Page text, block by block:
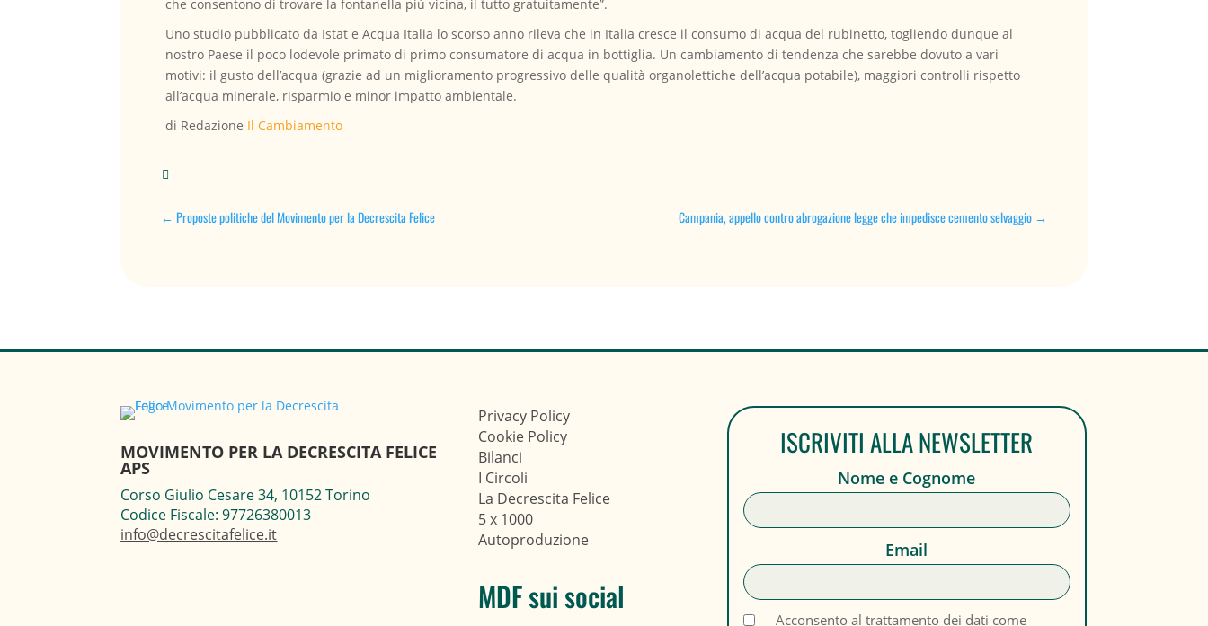
che consentono di trovare la fontanella più vicina, il tutto gratuitamente”.
Uno studio pubblicato da Istat e Acqua Italia lo scorso anno rileva che in Italia cresce il consumo di acqua del rubinetto, togliendo dunque al
nostro Paese il poco lodevole primato di primo consumatore di acqua in bottiglia. Un cambiamento di tendenza che sarebbe dovuto a vari
motivi: il gusto dell’acqua (grazie ad un miglioramento progressivo delle qualità organolettiche dell’acqua potabile), maggiori controlli rispetto
all’acqua minerale, risparmio e minor impatto ambientale.
di Redazione Il Cambiamento

←Proposte politiche del Movimento per la Decrescita Felice Campania, appello contro abrogazione legge che impedisce cemento selvaggio→
MOVIMENTO PER LA DECRESCITA FELICE
APS
Corso Giulio Cesare 34, 10152 Torino
Codice Fiscale: 97726380013
info@decrescitafelice.it
Privacy Policy
Cookie Policy
Bilanci
I Circoli
La Decrescita Felice
5 x 1000
Autoproduzione
MDF sui social
ISCRIVITI ALLA NEWSLETTER
Nome e Cognome
Email
Acconsento al trattamento dei dati come